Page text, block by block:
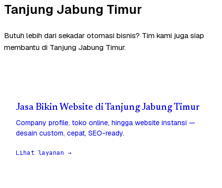
Tanjung Jabung Timur
Butuh lebih dari sekadar otomasi bisnis? Tim kami juga siap
membantu di Tanjung Jabung Timur.
Jasa Bikin Website di Tanjung Jabung Timur
Company profile, toko online, hingga website instansi —
desain custom, cepat, SEO-ready.
Lihat layanan →